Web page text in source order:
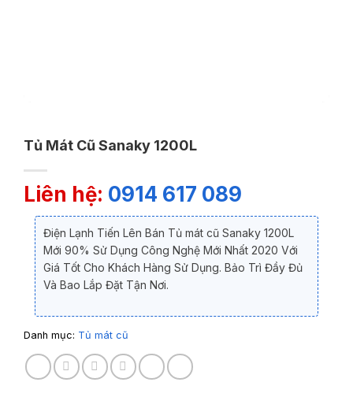
Tủ Mát Cũ Sanaky 1200L
Liên hệ: 0914 617 089
Điện Lạnh Tiến Lên Bán Tủ mát cũ Sanaky 1200L
Mới 90% Sử Dụng Công Nghệ Mới Nhất 2020 Với
Giá Tốt Cho Khách Hàng Sử Dụng. Bảo Trì Đầy Đủ
Và Bao Lắp Đặt Tận Nơi.
Danh mục: Tủ mát cũ